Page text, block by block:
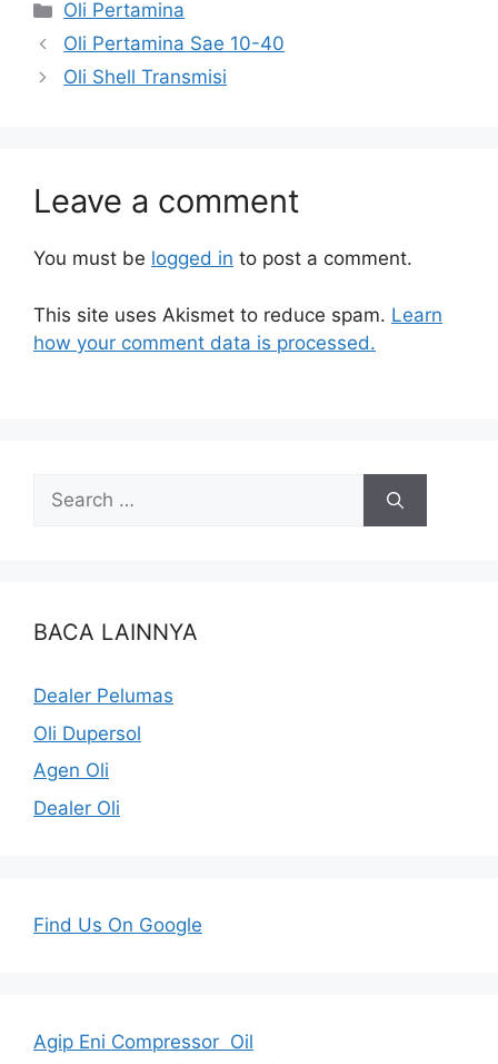
Oli Pertamina
Oli Pertamina Sae 10-40
Oli Shell Transmisi
Leave a comment
You must be logged in to post a comment.
This site uses Akismet to reduce spam. Learn
how your comment data is processed.
BACA LAINNYA
Dealer Pelumas
Oli Dupersol
Agen Oli
Dealer Oli
Find Us On Google
Agip Eni Compressor Oil